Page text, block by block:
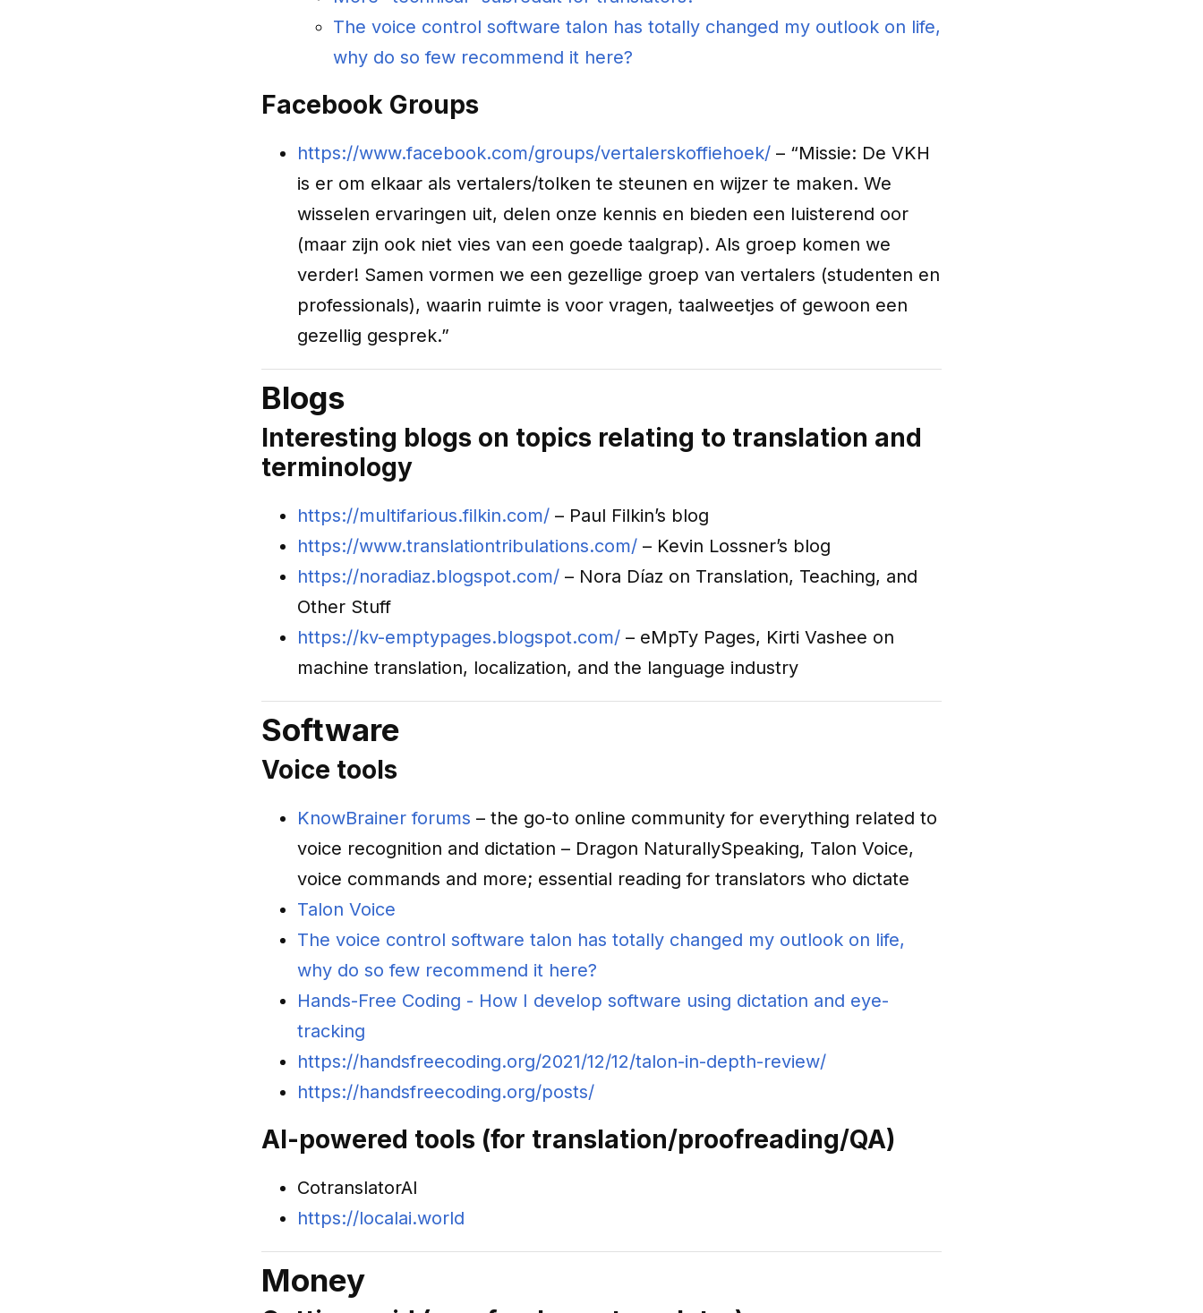
The voice control software talon has totally changed my outlook on life,
why do so few recommend it here?
Facebook Groups
https://www.facebook.com/groups/vertalerskoffiehoek/ – “Missie: De VKH
is er om elkaar als vertalers/tolken te steunen en wijzer te maken. We
wisselen ervaringen uit, delen onze kennis en bieden een luisterend oor
(maar zijn ook niet vies van een goede taalgrap). Als groep komen we
verder! Samen vormen we een gezellige groep van vertalers (studenten en
professionals), waarin ruimte is voor vragen, taalweetjes of gewoon een
gezellig gesprek.”
Blogs
Interesting blogs on topics relating to translation and
terminology
https://multifarious.filkin.com/ – Paul Filkin’s blog
https://www.translationtribulations.com/ – Kevin Lossner’s blog
https://noradiaz.blogspot.com/ – Nora Díaz on Translation, Teaching, and
Other Stuff
https://kv-emptypages.blogspot.com/ – eMpTy Pages, Kirti Vashee on
machine translation, localization, and the language industry
Software
Voice tools
KnowBrainer forums – the go-to online community for everything related to
voice recognition and dictation – Dragon NaturallySpeaking, Talon Voice,
voice commands and more; essential reading for translators who dictate
Talon Voice
The voice control software talon has totally changed my outlook on life,
why do so few recommend it here?
Hands-Free Coding - How I develop software using dictation and eye-
tracking
https://handsfreecoding.org/2021/12/12/talon-in-depth-review/
https://handsfreecoding.org/posts/
AI-powered tools (for translation/proofreading/QA)
CotranslatorAI
https://localai.world
Money